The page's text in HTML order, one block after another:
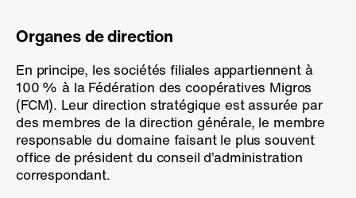
Organes de direction
En principe, les sociétés filiales appartiennent à
100 % à la Fédération des coopératives Migros
(FCM). Leur direction stratégique est assurée par
des membres de la direction générale, le membre
responsable du domaine faisant le plus souvent
office de président du conseil d’administration
correspondant.